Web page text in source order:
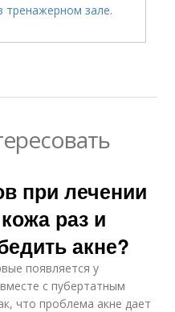
при лечении
раз и
акне?
появляется у
с пубертатным
что проблема акне дает